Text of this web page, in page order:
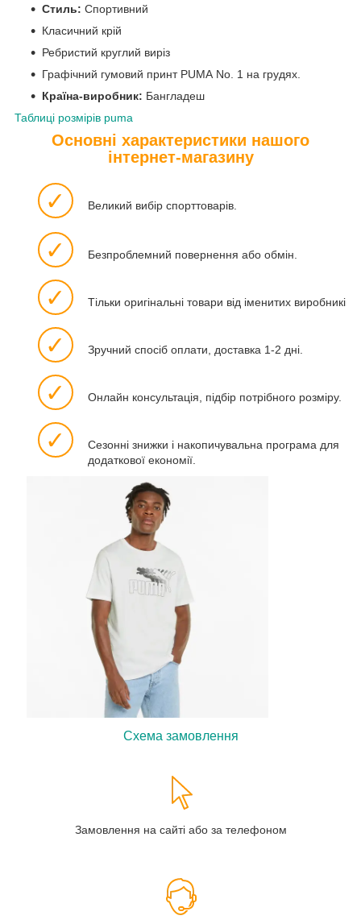
Стиль: Спортивний
Класичний крій
Ребристий круглий виріз
Графічний гумовий принт PUMA No. 1 на грудях.
Країна-виробник: Бангладеш
Таблиці розмірів puma
Основні характеристики нашого
інтернет-магазину
✓ Великий вибір спорттоварів.
✓ Безпроблемний повернення або обмін.
✓ Тільки оригінальні товари від іменитих виробників.
✓ Зручний спосіб оплати, доставка 1-2 дні.
✓ Онлайн консультація, підбір потрібного розміру.
✓
Сезонні знижки і накопичувальна програма для
додаткової економії.
Схема замовлення
Замовлення на сайті або за телефоном